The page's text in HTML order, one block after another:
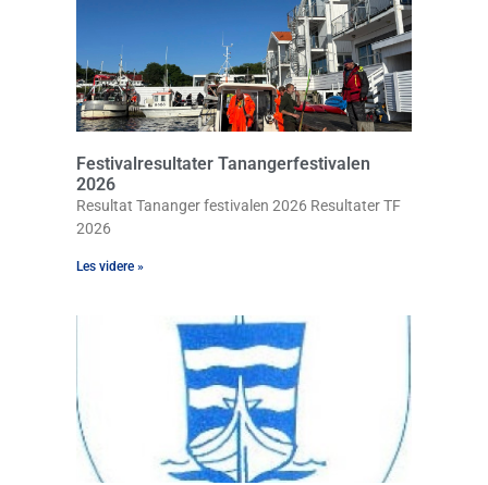
Festivalresultater Tanangerfestivalen
2026
Resultat Tananger festivalen 2026 Resultater TF
2026
Les videre »